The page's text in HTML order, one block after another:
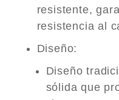
resistente,
resistencia al
Diseño:
Diseño
sólida que